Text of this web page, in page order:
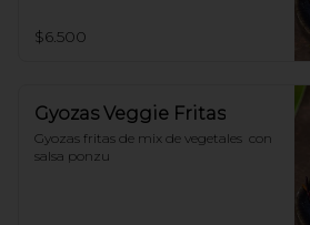
$6.500
Gyozas Veggie Fritas
Gyozas fritas de mix de vegetales  con
salsa ponzu